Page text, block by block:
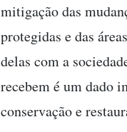
mitigação das
protegidas e das
delas com a
recebem é um dado
conservação e